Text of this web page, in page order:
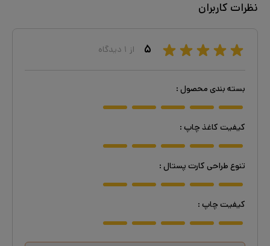
نظرات کاربران
۵ از ۱ دیدگاه
بسته بندی محصول :
کیفیت کاغذ چاپ :
تنوع طراحی کارت پستال :
کیفیت چاپ :